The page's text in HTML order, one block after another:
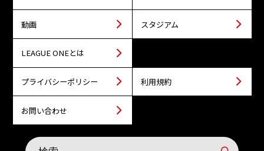
動画 スタジアム
LEAGUE ONEとは
プライバシーポリシー 利用規約
お問い合わせ